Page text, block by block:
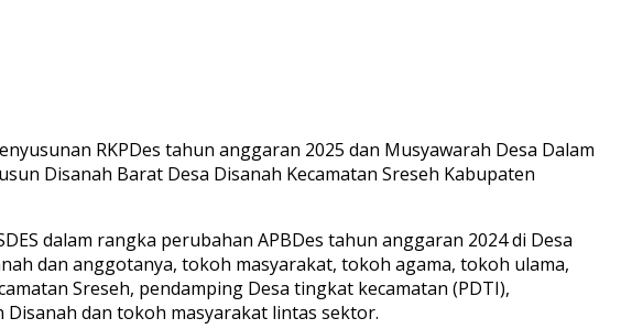
RKPDes tahun anggaran 2025 dan Musyawarah Desa Dalam
Disanah Barat Desa Disanah Kecamatan Sreseh Kabupaten
dalam rangka perubahan APBDes tahun anggaran 2024 di Desa
dan anggotanya, tokoh masyarakat, tokoh agama, tokoh ulama,
Sreseh, pendamping Desa tingkat kecamatan (PDTI),
Disanah dan tokoh masyarakat lintas sektor.